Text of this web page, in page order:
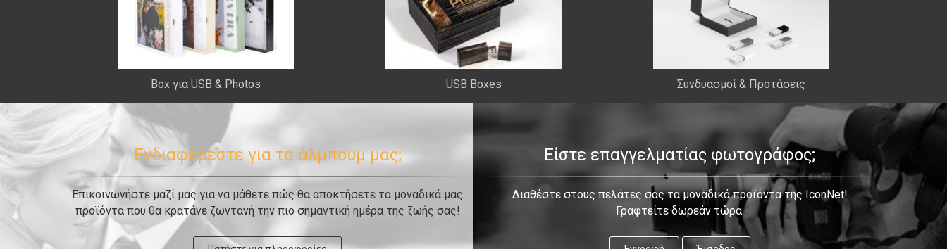
Box για USB & Photos USB Boxes Συνδυασμοί & Προτάσεις
Ενδιαφέρεστε για τα άλμπουμ μας;
Επικοινωνήστε μαζί μας για να μάθετε πώς θα αποκτήσετε τα μοναδικά μας
προϊόντα που θα κρατάνε ζωντανή την πιο σημαντική ημέρα της ζωής σας!
Είστε επαγγελματίας φωτογράφος;
Διαθέστε στους πελάτες σας τα μοναδικά προϊόντα της IconNet!
Γραφτείτε δωρεάν τώρα.